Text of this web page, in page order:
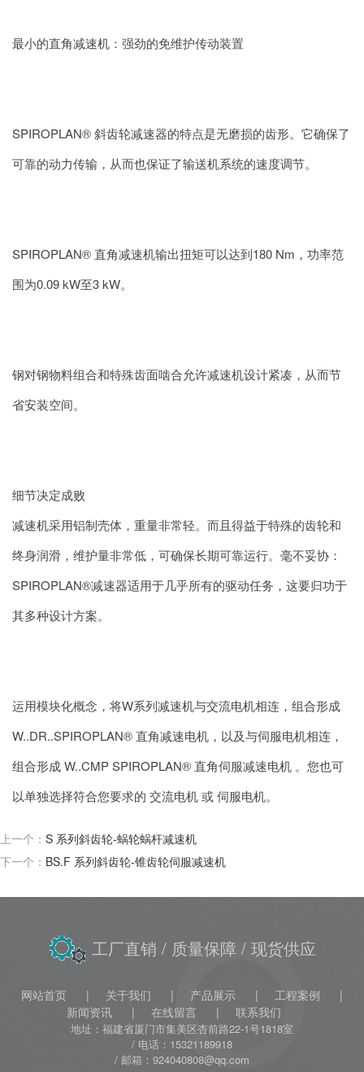
最小的直角减速机：强劲的免维护传动装置
SPIROPLAN® 斜齿轮减速器的特点是无磨损的齿形。它确保了
可靠的动力传输，从而也保证了输送机系统的速度调节。
SPIROPLAN® 直角减速机输出扭矩可以达到180 Nm，功率范
围为0.09 kW至3 kW。
钢对钢物料组合和特殊齿面啮合允许减速机设计紧凑，从而节
省安装空间。
细节决定成败
减速机采用铝制壳体，重量非常轻。而且得益于特殊的齿轮和
终身润滑，维护量非常低，可确保长期可靠运行。毫不妥协：
SPIROPLAN®减速器适用于几乎所有的驱动任务，这要归功于
其多种设计方案。
运用模块化概念，将W系列减速机与交流电机相连，组合形成
W..DR..SPIROPLAN® 直角减速电机，以及与伺服电机相连，
组合形成 W..CMP SPIROPLAN® 直角伺服减速电机 。您也可
以单独选择符合您要求的 交流电机 或 伺服电机。
上一个： S 系列斜齿轮-蜗轮蜗杆减速机
下一个： BS.F 系列斜齿轮-锥齿轮伺服减速机
工厂直销 / 质量保障 / 现货供应
网站首页 关于我们 产品展示
工程案例
新闻资讯
在线留言 联系我们
地址：福建省厦门市集美区杏前路22-1号1818室
电话：15321189918
邮箱：924040808@qq.com